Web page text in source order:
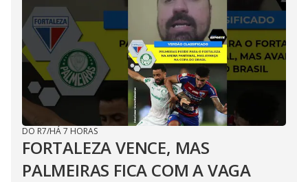
DO R7/HÁ 7 HORAS
FORTALEZA VENCE, MAS
PALMEIRAS FICA COM A VAGA